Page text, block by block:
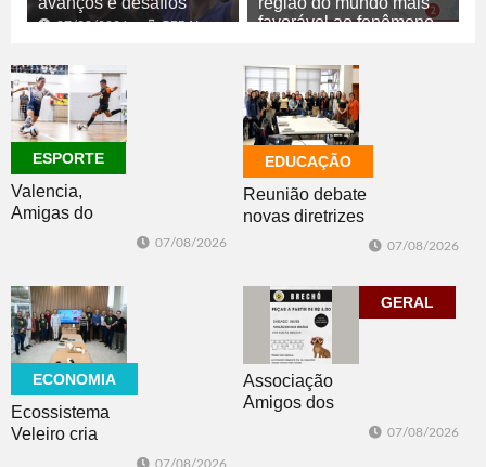
07/08/2026 GERAL
favorável ao fenômeno
ESPORTE
Valencia,
Amigas do
vencem no
futsal
07/08/2026
EDUCAÇÃO
Reunião debate
novas diretrizes
perspectiva
inclusiva
07/08/2026
ECONOMIA
Ecossistema
Veleiro cria
07/08/2026
GERAL
Associação
Amigos dos
07/08/2026